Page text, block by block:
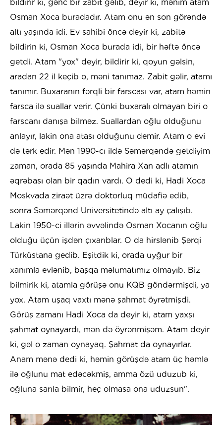
bildirir ki, gənc bir zabit gəlib, deyir ki, mənim atam
Osman Xoca buradadır. Atam onu ən son görəndə
altı yaşında idi. Ev sahibi öncə deyir ki, zabitə
bildirin ki, Osman Xoca burada idi, bir həftə öncə
getdi. Atam "yox" deyir, bildirir ki, qoyun gəlsin,
aradan 22 il keçib o, məni tanımaz. Zabit gəlir, atamı
tanımır. Buxaranın fərqli bir farscası var, atam həmin
farsca ilə suallar verir. Çünki buxaralı olmayan biri o
farscanı danışa bilməz. Suallardan oğlu olduğunu
anlayır, lakin ona atası olduğunu demir. Atam o evi
də tərk edir. Mən 1990-cı ildə Səmərqəndə getdiyim
zaman, orada 85 yaşında Mahira Xan adlı atamın
əqrəbası olan bir qadın vardı. O dedi ki, Hadi Xoca
Moskvada ziraət üzrə doktorluq müdafiə edib,
sonra Səmərqənd Universitetində altı ay çalışıb.
Lakin 1950-ci illərin əvvəlində Osman Xocanın oğlu
olduğu üçün işdən çıxarıblar. O da hirslənib Şərqi
Türküstana gedib. Eşitdik ki, orada uyğur bir
xanımla evlənib, başqa məlumatımız olmayıb. Biz
bilmirik ki, atamla görüşə onu KQB göndərmişdi, ya
yox. Atam uşaq vaxtı mənə şahmat öyrətmişdi.
Görüş zamanı Hadi Xoca da deyir ki, atam yaxşı
şahmat oynayardı, mən də öyrənmişəm. Atam deyir
ki, gəl o zaman oynayaq. Şahmat da oynayırlar.
Anam mənə dedi ki, həmin görüşdə atam üç həmlə
ilə oğlunu mat edəcəkmiş, amma özü uduzub ki,
oğluna sarıla bilmir, heç olmasa ona uduzsun".